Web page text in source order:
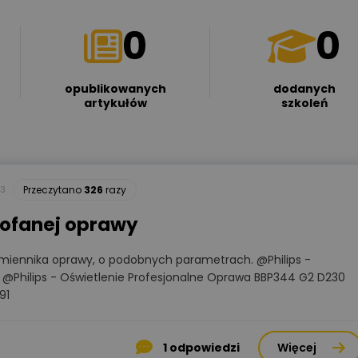
0
opublikowanych
artykułów
0
dodanych
szkoleń
Przeczytano 326 razy
oprawy
oprawy, o podobnych parametrach. @Philips -
- Oświetlenie Profesjonalne Oprawa BBP344 G2 D230
1 odpowiedzi Więcej